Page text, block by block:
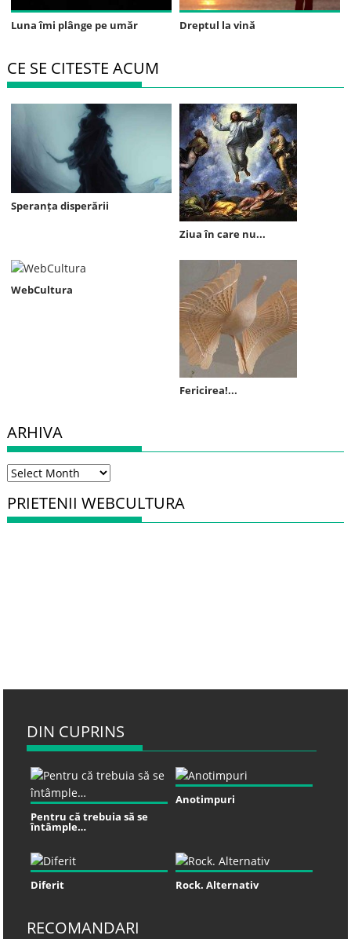
Luna îmi plânge pe umăr Dreptul la vină
CE SE CITESTE ACUM
Speranța disperării
Ziua în care nu...
WebCultura
Fericirea!...
ARHIVA
Arhiva
PRIETENII WEBCULTURA
DIN CUPRINS
Pentru că trebuia să se
întâmple…
Anotimpuri
Diferit Rock. Alternativ
RECOMANDARI